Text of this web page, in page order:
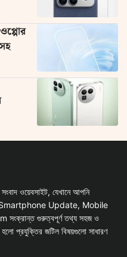
ওয়েবসাইট, যেখানে আপনি
Smartphone Update, Mobile
গুরুত্বপূর্ণ তথ্য সহজ ও
প্রযুক্তির জটিল বিষয়গুলো সাধারণ